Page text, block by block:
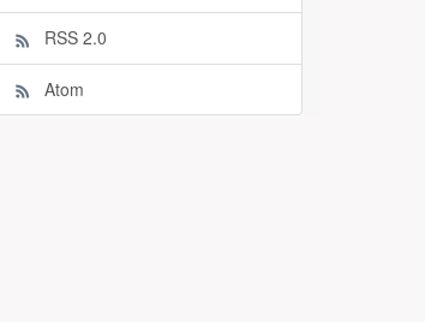
RSS 2.0
Atom